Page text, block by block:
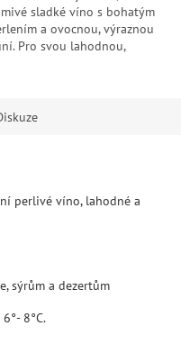
sladké víno s bohatým
a ovocnou, výraznou
Pro svou lahodnou,
perlivé víno, lahodné a
sýrům a dezertům
8°C.